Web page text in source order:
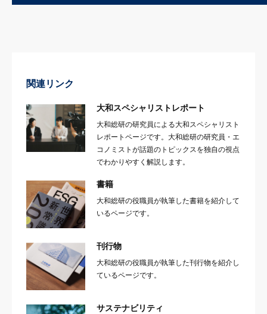
関連リンク
大和スペシャリストレポート
大和総研の研究員による大和スペシャリスト
レポートページです。大和総研の研究員・エ
コノミストが話題のトピックスを独自の視点
でわかりやすく解説します。
書籍
大和総研の役職員が執筆した書籍を紹介して
いるページです。
刊行物
大和総研の役職員が執筆した刊行物を紹介し
ているページです。
サステナビリティ